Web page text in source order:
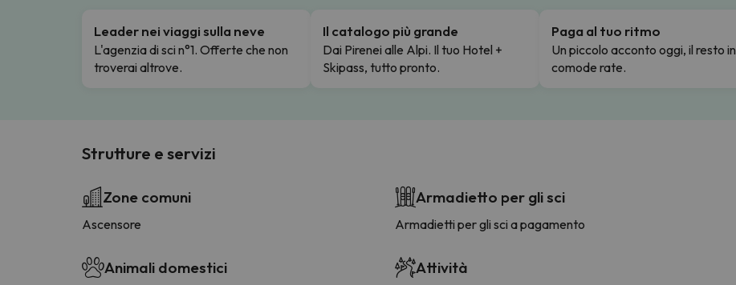
Leader nei viaggi sulla neve
L'agenzia di sci n°1. Offerte che non
troverai altrove.
Il catalogo più grande
Dai Pirenei alle Alpi. Il tuo Hotel +
Skipass, tutto pronto.
Paga al tuo ritmo
Un piccolo acconto oggi, il resto in
comode rate.
Strutture e servizi
Zone comuni
Ascensore
Animali domestici
Armadietto per gli sci
Armadietti per gli sci a pagamento
Attività